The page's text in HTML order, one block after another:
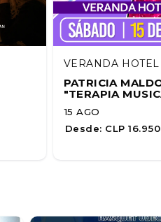
VERANDA
PATRICIA
"TERAPIA
15 AGO
Desde: CLP